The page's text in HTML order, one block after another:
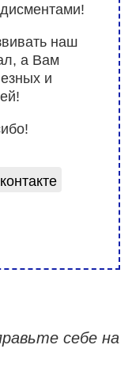
наш
а Вам
и
себе на